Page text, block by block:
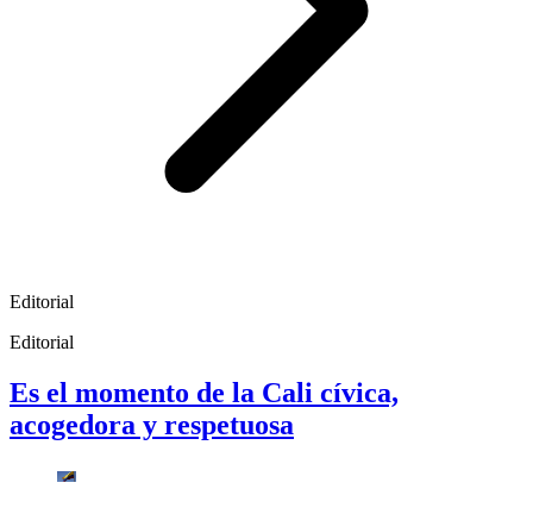
Editorial
Editorial
Es el momento de la Cali cívica,
acogedora y respetuosa